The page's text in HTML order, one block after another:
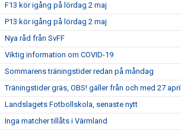
F13 kör igång på lördag 2 maj
P13 kör igång på lördag 2 maj
Nya råd från SvFF
Viktig information om COVID-19
Sommarens träningstider redan på måndag
Träningstider gräs, OBS! gäller från och med 27 april
Landslagets Fotbollskola, senaste nytt
Inga matcher tillåts i Värmland